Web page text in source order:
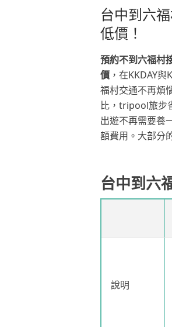
台中到六
低價！
預約不到六福村
價 ，在KKDAY
福村交通不再煩
比，tripool旅步
出遊不再需要養
額費用。大部分
台中到六
說明